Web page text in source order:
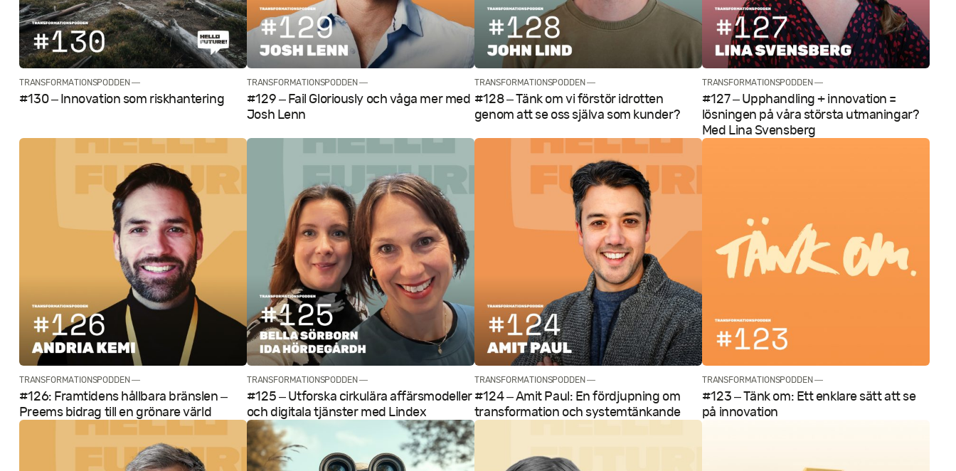
TRANSFORMATIONSPODDEN —
#130 – Innovation som riskhantering
TRANSFORMATIONSPODDEN —
#129 – Fail Gloriously och våga mer med
Josh Lenn
TRANSFORMATIONSPODDEN —
#128 – Tänk om vi förstör idrotten
genom att se oss själva som kunder?
TRANSFORMATIONSPODDEN —
#127 – Upphandling + innovation =
lösningen på våra största utmaningar?
Med Lina Svensberg
TRANSFORMATIONSPODDEN —
#126: Framtidens hållbara bränslen –
Preems bidrag till en grönare värld
TRANSFORMATIONSPODDEN —
#125 – Utforska cirkulära affärsmodeller
och digitala tjänster med Lindex
TRANSFORMATIONSPODDEN —
#124 – Amit Paul: En fördjupning om
transformation och systemtänkande
TRANSFORMATIONSPODDEN —
#123 – Tänk om: Ett enklare sätt att se
på innovation